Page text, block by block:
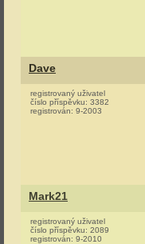
Dave
registrovaný uživatel
číslo příspěvku: 3382
registrován: 9-2003
Mark21
registrovaný uživatel
číslo příspěvku: 2089
registrován: 9-2010